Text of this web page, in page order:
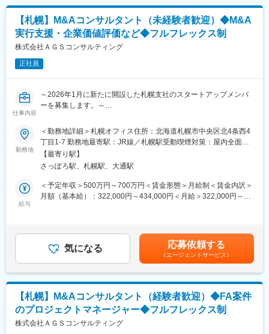
等）となります。
※途中でエリアコース（転居伴う転勤無）への転換も可能（年2回
の申告制）
・平均残業時間については20時間以内です。
・リモートワークや顧客向け直行・直帰も可能です。
変更の範囲：会社の定める業務
・買収後の統合計画策定および各部門との調整
・PMIプロジェクトの進行管理
※案件規模やフェーズ・候補者様のご経験領域に応じて担当範囲は
調整します。
変更の範囲：会社の定める業務
【札幌】M&Aコンサルタント（未経験者歓迎）◆M&A
実行支援・企業価値評価など◆フルフレックス制
株式会社ＡＧＳコンサルティング
正社員
仕事内容
～2026年1月に新たに開設した札幌支社のスタートアップメンバ
ーを募集します。～
■業務概要：
北海道内では後継者不足などの課題を抱えている企業様が多く、
事業承継を含むM&Aのニーズが高まっており、すでに多くのご相
談をいただいております。
地域経済の課題解決や発展に貢献しながら、スタートアップ期の
札幌支社の成長・拡大を共に担っていただける「コアメンバー」
としての活躍を期待しています。
クライアントは中小企業から上場企業まで多岐にわたり、幅広い
案件に携わることが可能です。
だき、OJT形式で専門知識を習得していただきます。
・M&A実行支援（案件進行管理、資料作成・収集）
・企業価値評価（財務分析、業界調査、バリュエーション補助）
・クライアント対応（経営者との面談同席、提案資料作成）
勤務地
＜勤務地詳細＞札幌オフィス住所：北海道札幌市中央区北4条西4
丁目1-7 勤務地最寄駅：JR線／札幌駅受動喫煙対策：屋内全面禁
煙【最寄り駅】
さっぽろ駅、札幌駅、大通駅
給与
＜予定年収＞500万円～700万円＜賃金形態＞月給制＜賃金内訳＞
月額（基本給）：322,000円～434,000円＜月給＞322,000円～
あり、選考を通じて上下する可能性があります。月給(月額)は固定
手当を含めた表記です。
気になる 応募依頼する
（エージェントサービス）
【札幌】M&Aコンサルタント（経験者歓迎）◆FA案件
のプロジェクトマネージャー◆フルフレックス制
株式会社ＡＧＳコンサルティング